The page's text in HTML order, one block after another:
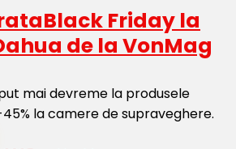
Black Friday la
de la VonMag
mai devreme la produsele
la camere de supraveghere.